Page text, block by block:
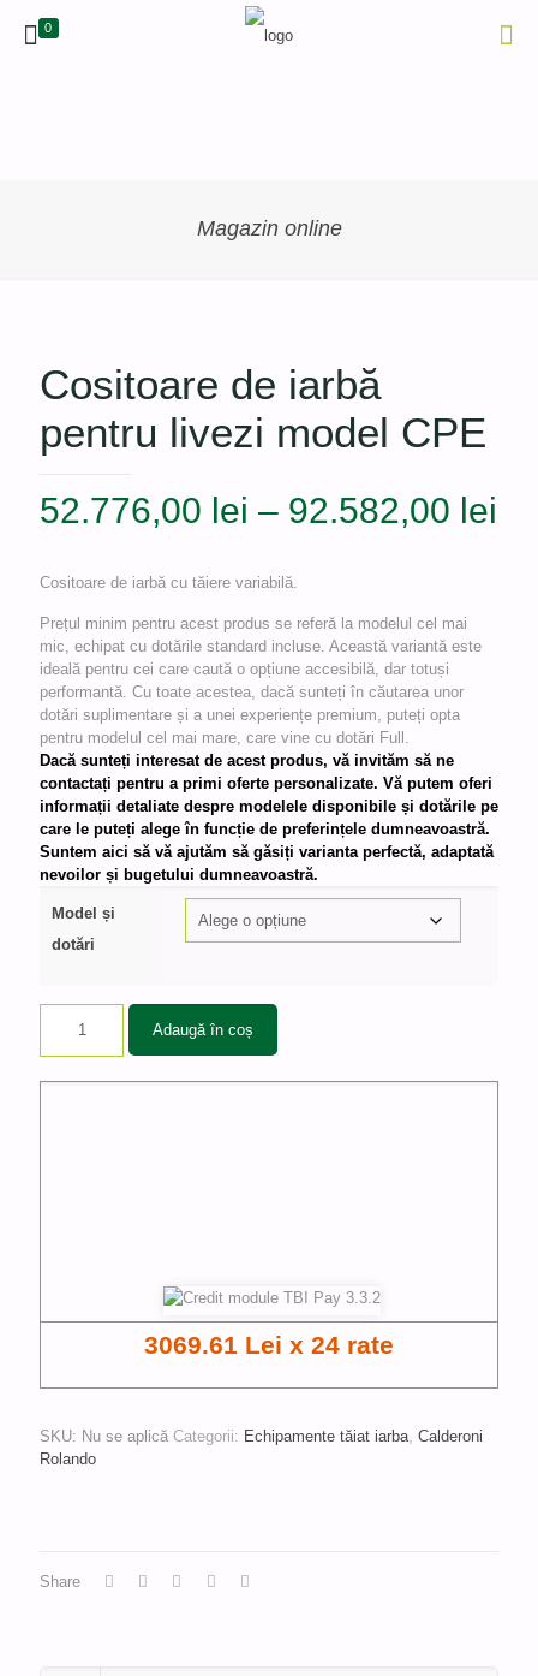
0
Magazin online
Cositoare de iarbă
pentru livezi model CPE
52.776,00 lei – 92.582,00 lei
Cositoare de iarbă cu tăiere variabilă.
Prețul minim pentru acest produs se referă la modelul cel mai
mic, echipat cu dotările standard incluse. Această variantă este
ideală pentru cei care caută o opțiune accesibilă, dar totuși
performantă. Cu toate acestea, dacă sunteți în căutarea unor
dotări suplimentare și a unei experiențe premium, puteți opta
pentru modelul cel mai mare, care vine cu dotări Full.
Dacă sunteți interesat de acest produs, vă invităm să ne
contactați pentru a primi oferte personalizate. Vă putem oferi
informații detaliate despre modelele disponibile și dotările pe
care le puteți alege în funcție de preferințele dumneavoastră.
Suntem aici să vă ajutăm să găsiți varianta perfectă, adaptată
nevoilor și bugetului dumneavoastră.
Model și
dotări
Adaugă în coș
3069.61 Lei x 24 rate
SKU: Nu se aplică Categorii: Echipamente tăiat iarba, Calderoni
Rolando
Share